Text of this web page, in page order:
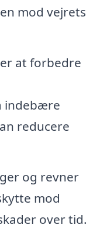
mod vejrets
at forbedre
indebære
reducere
og revner
mod
over tid.